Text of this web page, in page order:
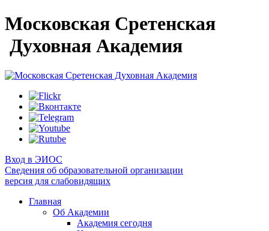
Московская Сретенская
Духовная Академия
Вход в ЭИОС
Сведения об образовательной организации
версия для слабовидящих
Главная
Об Академии
Академия сегодня